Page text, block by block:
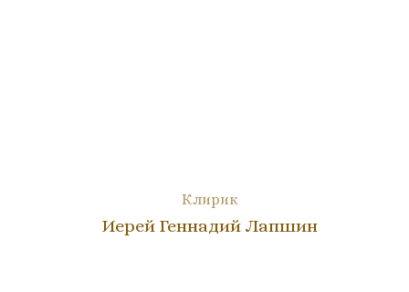
Клирик
Иерей Геннадий Лапшин